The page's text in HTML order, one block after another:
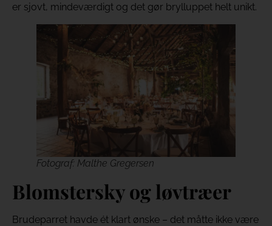
er sjovt, mindeværdigt og det gør brylluppet helt unikt.
Fotograf: Malthe Gregersen
Blomstersky og løvtræer
Brudeparret havde ét klart ønske – det måtte ikke være